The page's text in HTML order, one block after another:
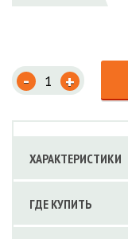
- +
ХАРАКТЕРИСТИКИ
ГДЕ КУПИТЬ